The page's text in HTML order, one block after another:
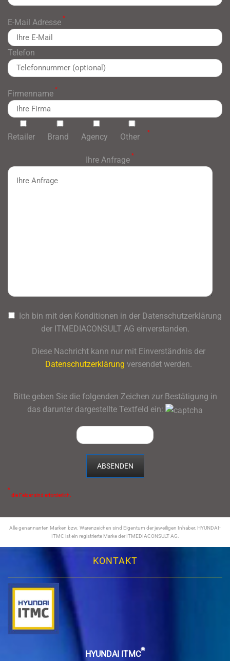
E-Mail Adresse *
Telefon
Firmenname *
Retailer Brand Agency Other *
Ihre Anfrage *
Ich bin mit den Konditionen in der Datenschutzerklärung
der ITMEDIACONSULT AG einverstanden.
Diese Nachricht kann nur mit Einverständnis der
Datenschutzerklärung versendet werden.
Bitte geben Sie die folgenden Zeichen zur Bestätigung in
das darunter dargestellte Textfeld ein:
*
die Felder sind erforderlich.
Alle genannanten Marken bzw. Warenzeichen sind Eigentum der jeweiligen Inhaber. HYUNDAI-
ITMC ist ein registrierte Marke der ITMEDIACONSULT AG.
KONTAKT
HYUNDAI ITMC®